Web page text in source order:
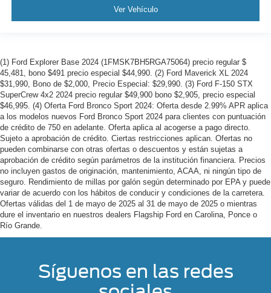
Ver Vehículo
(1) Ford Explorer Base 2024 (1FMSK7BH5RGA75064) precio regular $
45,481, bono $491 precio especial $44,990. (2) Ford Maverick XL 2024
$31,990, Bono de $2,000, Precio Especial: $29,990. (3) Ford F-150 STX
SuperCrew 4x2 2024 precio regular $49,900 bono $2,905, precio especial
$46,995. (4) Oferta Ford Bronco Sport 2024: Oferta desde 2.99% APR aplica
a los modelos nuevos Ford Bronco Sport 2024 para clientes con puntuación
de crédito de 750 en adelante. Oferta aplica al acogerse a pago directo.
Sujeto a aprobación de crédito. Ciertas restricciones aplican. Ofertas no
pueden combinarse con otras ofertas o descuentos y están sujetas a
aprobación de crédito según parámetros de la institución financiera. Precios
no incluyen gastos de originación, mantenimiento, ACAA, ni ningún tipo de
seguro. Rendimiento de millas por galón según determinado por EPA y puede
variar de acuerdo con los hábitos de conducir y condiciones de la carretera.
Ofertas válidas del 1 de mayo de 2025 al 31 de mayo de 2025 o mientras
dure el inventario en nuestros dealers Flagship Ford en Carolina, Ponce o
Río Grande.
Síguenos en las redes